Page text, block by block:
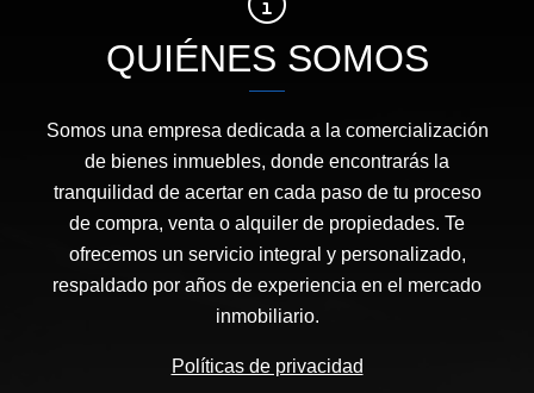
QUIÉNES SOMOS
Somos una empresa dedicada a la comercialización
de bienes inmuebles, donde encontrarás la
tranquilidad de acertar en cada paso de tu proceso
de compra, venta o alquiler de propiedades. Te
ofrecemos un servicio integral y personalizado,
respaldado por años de experiencia en el mercado
inmobiliario.
Políticas de privacidad